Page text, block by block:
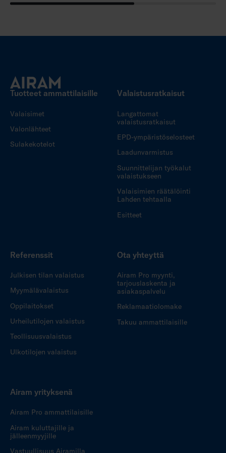
Tuotteet ammattilaisille
Valaisimet
Valonlähteet
Sulakekotelot
Valaistusratkaisut
Langattomat
valaistusratkaisut
EPD-ympäristöselosteet
Laadunvarmistus
Suunnittelijan työkalut
valaistukseen
Valaisimien räätälöinti
Lahden tehtaalla
Esitteet
Referenssit
Julkisen tilan valaistus
Myymälävalaistus
Oppilaitokset
Urheilutilojen valaistus
Teollisuusvalaistus
Ulkotilojen valaistus
Ota yhteyttä
Airam Pro myynti,
tarjouslaskenta ja
asiakaspalvelu
Reklamaatiolomake
Takuu ammattilaisille
Airam yrityksenä
Airam Pro ammattilaisille
Airam kuluttajille ja
jälleenmyyjille
Vastuullisuus Airamilla